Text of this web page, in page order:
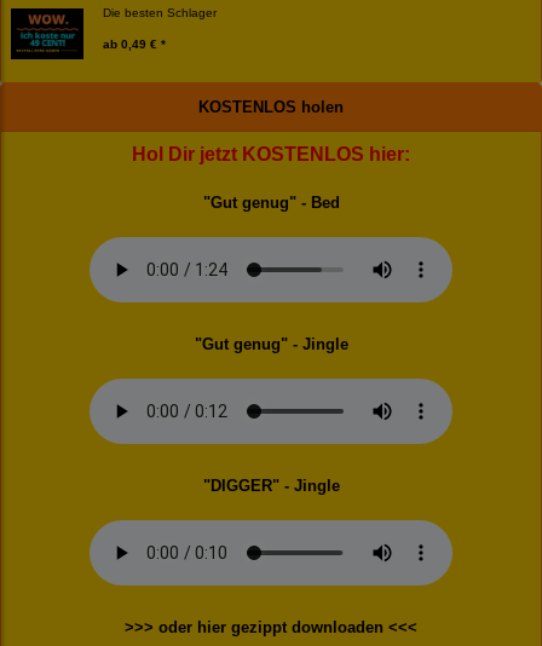
Die besten Schlager
ab 0,49 € *
KOSTENLOS holen
Hol Dir jetzt KOSTENLOS hier:
"Gut genug" - Bed
"Gut genug" - Jingle
"DIGGER" - Jingle
>>> oder hier gezippt downloaden <<<